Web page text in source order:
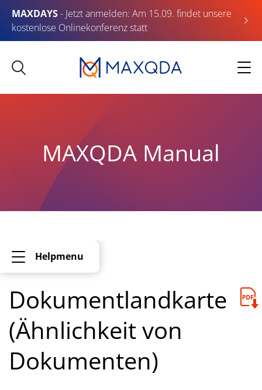
MAXDAYS- Jetzt anmelden: Am 15.09. findet unsere
kostenlose Onlinekonferenz statt
MAXQDA Manual
Helpmenu
Dokumentlandkarte
(Ähnlichkeit von
Dokumenten)